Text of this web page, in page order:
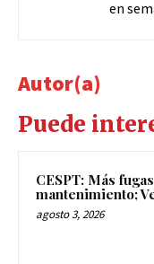
en
Autor(a)
Puede
CESPT: Más
mantenimiento;
agosto 3, 2026